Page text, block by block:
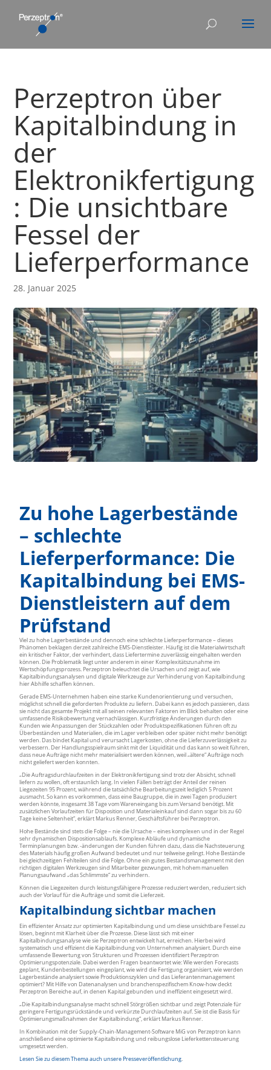
Perzeptron über
Kapitalbindung in
der
Elektronikfertigung
: Die unsichtbare
Fessel der
Lieferperformance
28. Januar 2025
Zu hohe Lagerbestände
– schlechte
Lieferperformance: Die
Kapitalbindung bei EMS-
Dienstleistern auf dem
Prüfstand
Viel zu hohe Lagerbestände und dennoch eine schlechte Lieferperformance – dieses
Phänomen beklagen derzeit zahlreiche EMS-Dienstleister. Häufig ist die Materialwirtschaft
ein kritischer Faktor, der verhindert, dass Liefertermine zuverlässig eingehalten werden
können. Die Problematik liegt unter anderem in einer Komplexitätszunahme im
Wertschöpfungsprozess. Perzeptron beleuchtet die Ursachen und zeigt auf, wie
Kapitalbindungsanalysen und digitale Werkzeuge zur Verhinderung von Kapitalbindung
hier Abhilfe schaffen können.
Gerade EMS-Unternehmen haben eine starke Kundenorientierung und versuchen,
möglichst schnell die geforderten Produkte zu liefern. Dabei kann es jedoch passieren, dass
sie nicht das gesamte Projekt mit all seinen relevanten Faktoren im Blick behalten oder eine
umfassende Risikobewertung vernachlässigen. Kurzfristige Änderungen durch den
Kunden wie Anpassungen der Stückzahlen oder Produktspezifikationen führen oft zu
Überbeständen und Materialien, die im Lager verbleiben oder später nicht mehr benötigt
werden. Das bindet Kapital und verursacht Lagerkosten, ohne die Lieferzuverlässigkeit zu
verbessern. Der Handlungsspielraum sinkt mit der Liquidität und das kann so weit führen,
dass neue Aufträge nicht mehr materialisiert werden können, weil „ältere“ Aufträge noch
nicht geliefert werden konnten.
„Die Auftragsdurchlaufzeiten in der Elektronikfertigung sind trotz der Absicht, schnell
liefern zu wollen, oft erstaunlich lang. In vielen Fällen beträgt der Anteil der reinen
Liegezeiten 95 Prozent, während die tatsächliche Bearbeitungszeit lediglich 5 Prozent
ausmacht. So kann es vorkommen, dass eine Baugruppe, die in zwei Tagen produziert
werden könnte, insgesamt 38 Tage vom Wareneingang bis zum Versand benötigt. Mit
zusätzlichen Vorlaufzeiten für Disposition und Materialeinkauf sind dann sogar bis zu 60
Tage keine Seltenheit“, erklärt Markus Renner, Geschäftsführer bei Perzeptron.
Hohe Bestände sind stets die Folge – nie die Ursache – eines komplexen und in der Regel
sehr dynamischen Dispositionsablaufs. Komplexe Abläufe und dynamische
Terminplanungen bzw. -änderungen der Kunden führen dazu, dass die Nachsteuerung
des Materials häufig großen Aufwand bedeutet und nur teilweise gelingt. Hohe Bestände
bei gleichzeitigen Fehlteilen sind die Folge. Ohne ein gutes Bestandsmanagement mit den
richtigen digitalen Werkzeugen sind Mitarbeiter gezwungen, mit hohem manuellen
Planungsaufwand „das Schlimmste“ zu verhindern.
Können die Liegezeiten durch leistungsfähigere Prozesse reduziert werden, reduziert sich
auch der Vorlauf für die Aufträge und somit die Lieferzeit.
Kapitalbindung sichtbar machen
Ein effizienter Ansatz zur optimierten Kapitalbindung und um diese unsichtbare Fessel zu
lösen, beginnt mit Klarheit über die Prozesse. Diese lässt sich mit einer
Kapitalbindungsanalyse wie sie Perzeptron entwickelt hat, erreichen. Hierbei wird
systematisch und effizient die Kapitalbindung von Unternehmen analysiert. Durch eine
umfassende Bewertung von Strukturen und Prozessen identifiziert Perzeptron
Optimierungspotenziale. Dabei werden Fragen beantwortet wie: Wie werden Forecasts
geplant, Kundenbestellungen eingeplant, wie wird die Fertigung organisiert, wie werden
Lagerbestände analysiert sowie Produktionszyklen und das Lieferantenmanagement
optimiert? Mit Hilfe von Datenanalysen und branchenspezifischem Know-how deckt
Perzeptron Bereiche auf, in denen Kapital gebunden und ineffizient eingesetzt wird.
„Die Kapitalbindungsanalyse macht schnell Störgrößen sichtbar und zeigt Potenziale für
geringere Fertigungsrückstände und verkürzte Durchlaufzeiten auf. Sie ist die Basis für
Optimierungsmaßnahmen der Kapitalbindung“, erklärt Markus Renner.
In Kombination mit der Supply-Chain-Management-Software MiG von Perzeptron kann
anschließend eine optimierte Kapitalbindung und reibungslose Lieferkettensteuerung
umgesetzt werden.
Lesen Sie zu diesem Thema auch unsere Presseveröffentlichung.